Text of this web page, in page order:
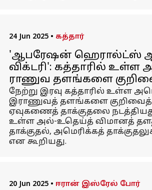
24 Jun 2025 • கத்தார்
'ஆபரேஷன் ஹெரால்ட்ஸ்
விக்டரி': கத்தாரில் உள்ள
ராணுவ தளங்களை
நேற்று இரவு கத்தாரில் உள்ள
இராணுவத் தளங்களை
ஏவுகணைத் தாக்குதலை
உள்ள அல்-உதெய்த் விமானத்
தாக்குதல், அமெரிக்கத்
என கூறியது.
20 Jun 2025 • ஈரான் இஸ்ரேல் போர்